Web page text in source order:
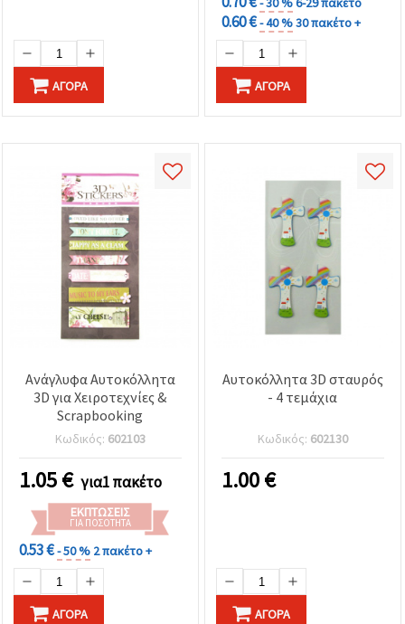
ΑΓΟΡΆ
0.60 €- 40 %30 πακέτο +
ΑΓΟΡΆ
Ανάγλυφα Αυτοκόλλητα
3D για Χειροτεχνίες &
Scrapbooking
Κωδικός: 602103
1.05€ για1 πακέτο
ΕΚΠΤΏΣΕΙΣ
ΓΙΑ ΠΟΣΌΤΗΤΑ
0.53 €- 50 % 2 πακέτο +
ΑΓΟΡΆ
Αυτοκόλλητα 3D σταυρός
- 4 τεμάχια
Κωδικός: 602130
1.00€
ΑΓΟΡΆ